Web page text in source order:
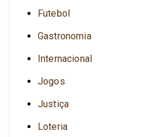
Futebol
Gastronomia
Internacional
Jogos
Justiça
Loteria